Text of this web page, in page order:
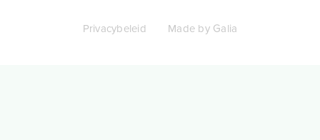
Privacybeleid Made by Galia